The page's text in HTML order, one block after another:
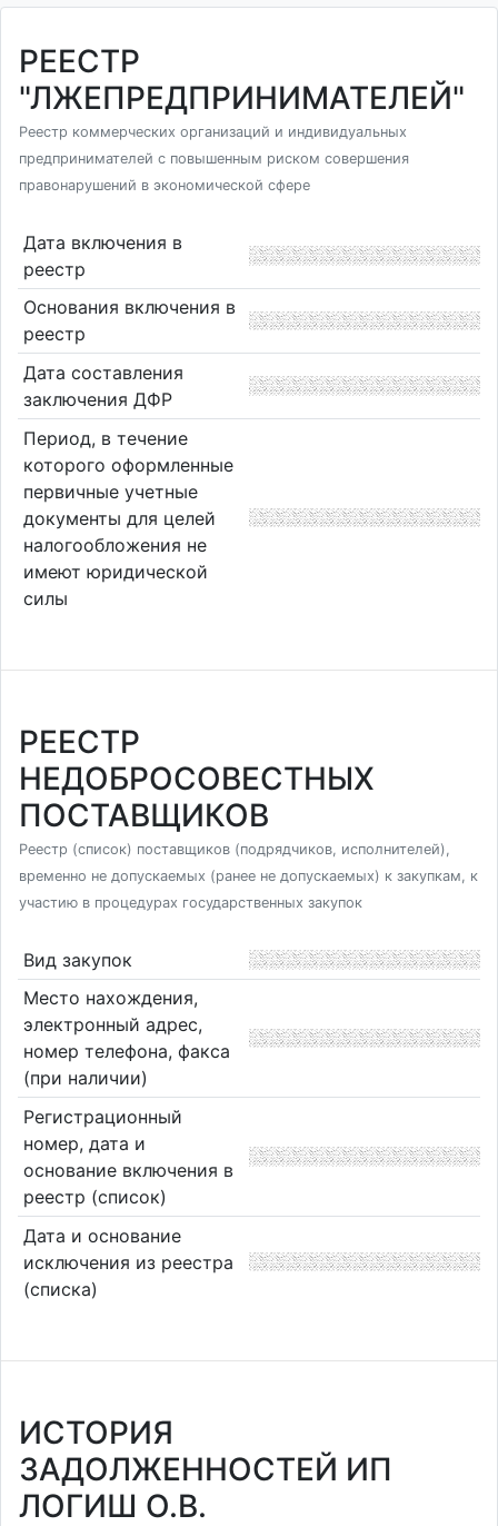
РЕЕСТР
"ЛЖЕПРЕДПРИНИМАТЕЛЕЙ"
Реестр коммерческих организаций и индивидуальных
предпринимателей с повышенным риском совершения
правонарушений в экономической сфере
Дата включения в
реестр
Основания включения в
реестр
Дата составления
заключения ДФР
Период, в течение
которого оформленные
первичные учетные
документы для целей
налогообложения не
имеют юридической
силы
РЕЕСТР
НЕДОБРОСОВЕСТНЫХ
ПОСТАВЩИКОВ
Реестр (список) поставщиков (подрядчиков, исполнителей),
временно не допускаемых (ранее не допускаемых) к закупкам, к
участию в процедурах государственных закупок
Вид закупок
Место нахождения,
электронный адрес,
номер телефона, факса
(при наличии)
Регистрационный
номер, дата и
основание включения в
реестр (список)
Дата и основание
исключения из реестра
(списка)
ИСТОРИЯ
ЗАДОЛЖЕННОСТЕЙ ИП
ЛОГИШ О.В.